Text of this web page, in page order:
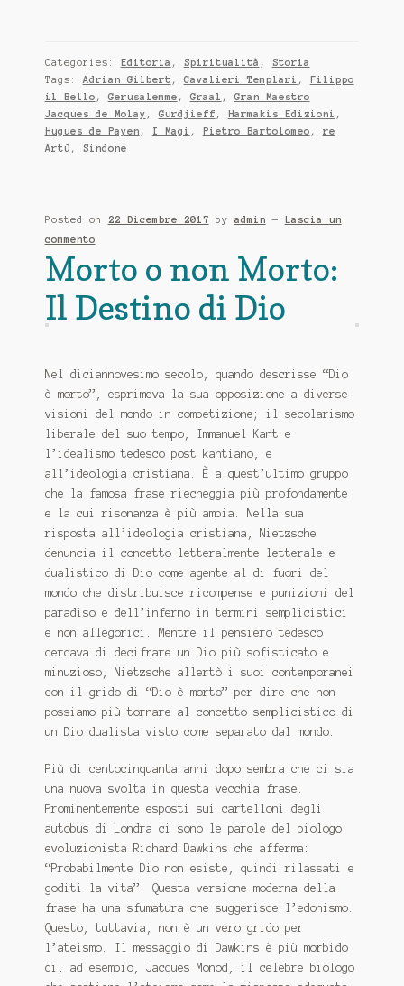
Categories: Editoria , Spiritualità , Storia
Tags: Adrian Gilbert , Cavalieri Templari , Filippo
il Bello , Gerusalemme , Graal , Gran Maestro
Jacques de Molay , Gurdjieff , Harmakis Edizioni ,
Hugues de Payen , I Magi , Pietro Bartolomeo , re
Artù , Sindone
Posted on 22 Dicembre 2017 by admin — Lascia un
commento
Morto o non Morto:
Il Destino di Dio
Nel diciannovesimo secolo, quando descrisse “Dio
è morto”, esprimeva la sua opposizione a diverse
visioni del mondo in competizione; il secolarismo
liberale del suo tempo, Immanuel Kant e
l’idealismo tedesco post kantiano, e
all’ideologia cristiana.
È a quest’ultimo gruppo
che la famosa frase riecheggia più profondamente
e la cui risonanza è più ampia.
Nella sua
risposta all’ideologia cristiana, Nietzsche
denuncia il concetto letteralmente letterale e
dualistico di Dio come agente al di fuori del
mondo che distribuisce ricompense e punizioni del
paradiso e dell’inferno in termini semplicistici
e non allegorici.
Mentre il pensiero tedesco
cercava di decifrare un Dio più sofisticato e
minuzioso, Nietzsche allertò i suoi contemporanei
con il grido di “Dio è morto” per dire che non
possiamo più tornare al concetto semplicistico di
un Dio dualista visto come separato dal mondo.
Più di centocinquanta anni dopo sembra che ci sia
una nuova svolta in questa vecchia frase.
Prominentemente esposti sui cartelloni degli
autobus di Londra ci sono le parole del biologo
evoluzionista Richard Dawkins che afferma:
“Probabilmente Dio non esiste, quindi rilassati e
goditi la vita”. Questa versione moderna della
frase ha una sfumatura che suggerisce l’edonismo.
Questo, tuttavia, non è un vero grido per
l’ateismo.
Il messaggio di Dawkins è più morbido
di, ad esempio, Jacques Monod, il celebre biologo